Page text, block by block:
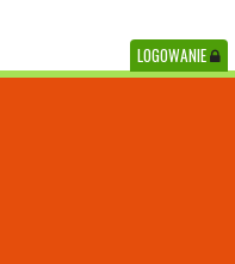
LOGOWANIE